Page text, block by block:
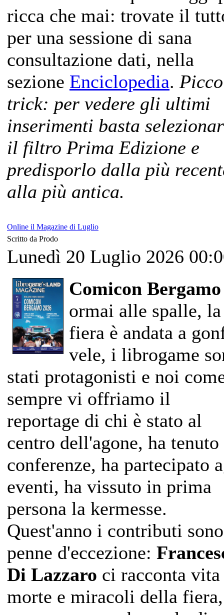
ricca che mai: trovate il
per una sessione di sana
consultazione dati, nella
sezione Enciclopedia.
trick: per vedere gli ultimi
inserimenti basta
il filtro Prima Edizione e
predisporlo dalla più
alla più antica.
Online il Magazine di Luglio
Scritto da Prodo
Lunedì 20 Luglio 2026
Comicon
ormai alle spalle, la
fiera è andata a
vele, i librogame
stati protagonisti e noi
sempre vi offriamo il
reportage di chi è stato al
centro dell'agone, ha tenuto
conferenze, ha partecipato
eventi, ha vissuto in prima
persona la kermesse.
Quest'anno i contributi
penne d'eccezione:
Di Lazzaro ci racconta vita
morte e miracoli della fiera,